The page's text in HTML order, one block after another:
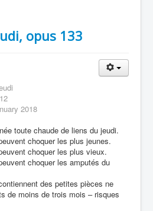
opus 133
2018
toute chaude de liens du jeudi.
choquer les plus jeunes.
choquer les plus vieux.
choquer les amputés du
des petites pièces ne
de moins de trois mois – risques